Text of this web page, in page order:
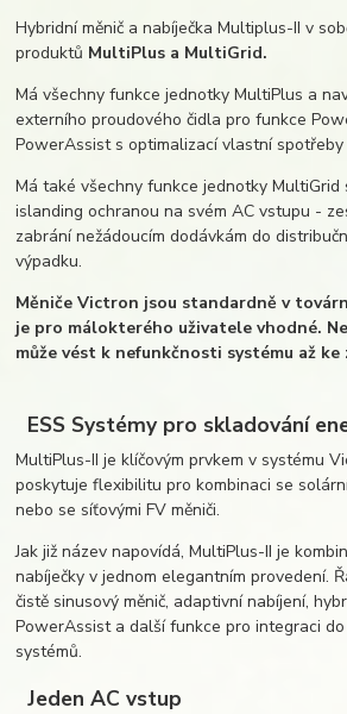
Hybridní měnič a nabíječka Multiplus-II v
produktů MultiPlus a MultiGrid.
Má všechny funkce jednotky MultiPlus a
externího proudového čidla pro funkce
PowerAssist s optimalizací vlastní spotřeby
Má také všechny funkce jednotky
islanding ochranou na svém AC vstupu -
zabrání nežádoucím dodávkám do
výpadku.
Měniče Victron jsou standardně v
je pro málokterého uživatele vhodné.
může vést k nefunkčnosti systému až
ESS Systémy pro skladování
MultiPlus-II je klíčovým prvkem v systému
poskytuje flexibilitu pro kombinaci se
nebo se síťovými FV měniči.
Jak již název napovídá, MultiPlus-II je
nabíječky v jednom elegantním provedení.
čistě sinusový měnič, adaptivní nabíjení,
PowerAssist a další funkce pro integraci
systémů.
Jeden AC vstup